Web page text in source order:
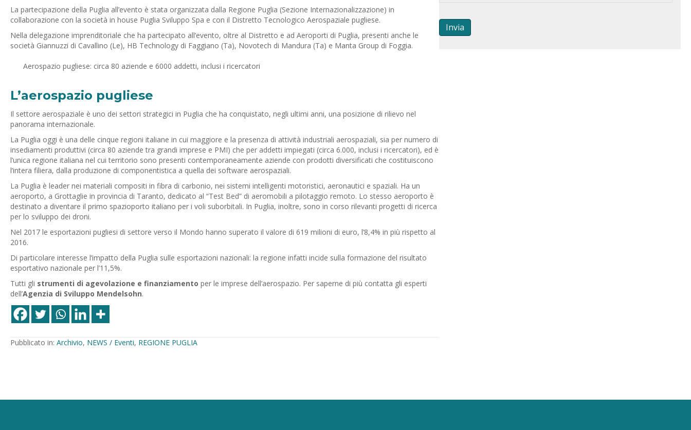
La partecipazione della Puglia all’evento è stata organizzata dalla Regione Puglia (Sezione Internazionalizzazione) in
collaborazione con la società in house Puglia Sviluppo Spa e con il Distretto Tecnologico Aerospaziale pugliese.
Nella delegazione imprenditoriale che ha partecipato all’evento, oltre al Distretto e ad Aeroporti di Puglia, presenti anche le
società Giannuzzi di Cavallino (Le), HB Technology di Faggiano (Ta), Novotech di Mandura (Ta) e Manta Group di Foggia.
Aerospazio pugliese: circa 80 aziende e 6000 addetti, inclusi i ricercatori
L’aerospazio pugliese
Il settore aerospaziale è uno dei settori strategici in Puglia che ha conquistato, negli ultimi anni, una posizione di rilievo nel
panorama internazionale.
La Puglia oggi è una delle cinque regioni italiane in cui maggiore e la presenza di attività industriali aerospaziali, sia per numero di
insediamenti produttivi (circa 80 aziende tra grandi imprese e PMI) che per addetti impiegati (circa 6.000, inclusi i ricercatori), ed è
l’unica regione italiana nel cui territorio sono presenti contemporaneamente aziende con prodotti diversificati che costituiscono
l’intera filiera, dalla produzione di componentistica a quella dei software aerospaziali.
La Puglia è leader nei materiali compositi in fibra di carbonio, nei sistemi intelligenti motoristici, aeronautici e spaziali. Ha un
aeroporto, a Grottaglie in provincia di Taranto, dedicato al “Test Bed” di aeromobili a pilotaggio remoto. Lo stesso aeroporto è
destinato a diventare il primo spazioporto italiano per i voli suborbitali. In Puglia, inoltre, sono in corso rilevanti progetti di ricerca
per lo sviluppo dei droni.
Nel 2017 le esportazioni pugliesi di settore verso il Mondo hanno superato il valore di 619 milioni di euro, l’8,4% in più rispetto al
2016.
Di particolare interesse l’impatto della Puglia sulle esportazioni nazionali: la regione infatti incide sulla formazione del risultato
esportativo nazionale per l’11,5%.
Tutti gli strumenti di agevolazione e finanziamento per le imprese dell’aerospazio. Per saperne di più contatta gli esperti
dell’Agenzia di Sviluppo Mendelsohn.
Pubblicato in: Archivio, NEWS / Eventi, REGIONE PUGLIA
Invia